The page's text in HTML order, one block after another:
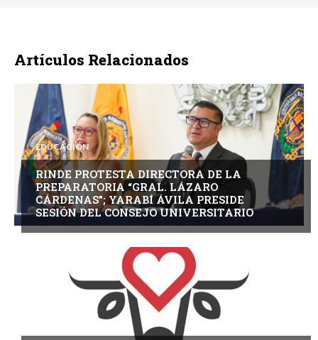
Artículos Relacionados
EDUCACIÓN
RINDE PROTESTA DIRECTORA DE LA
PREPARATORIA “GRAL. LÁZARO
CÁRDENAS”; YARABÍ ÁVILA PRESIDE
SESIÓN DEL CONSEJO UNIVERSITARIO